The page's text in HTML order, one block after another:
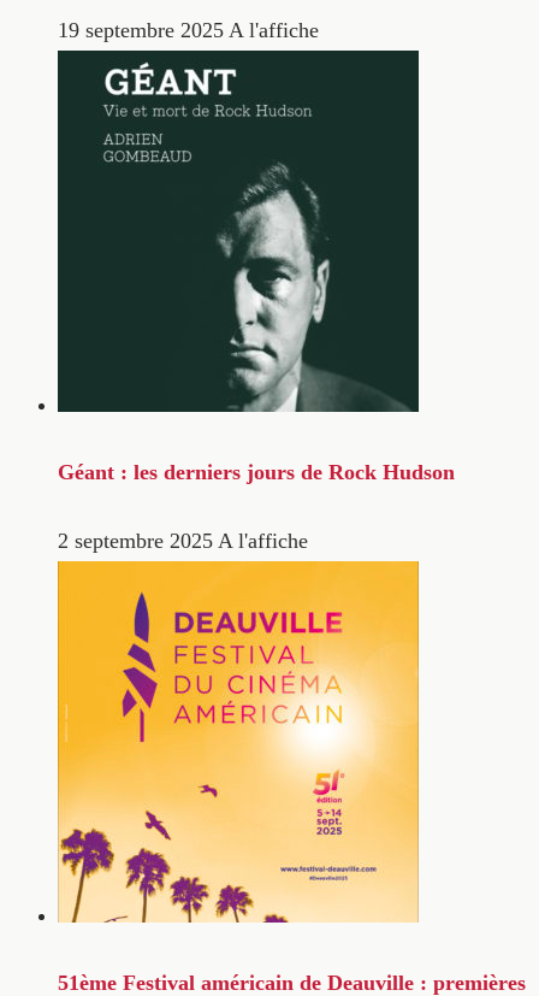
19 septembre 2025 A l'affiche
Géant : les derniers jours de Rock Hudson
2 septembre 2025 A l'affiche
51ème Festival américain de Deauville : premières